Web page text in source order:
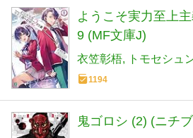
ようこそ実力至上
9 (MF文庫J)
衣笠彰梧 トモセシュ
1194
鬼ゴロシ (2) (ニチ